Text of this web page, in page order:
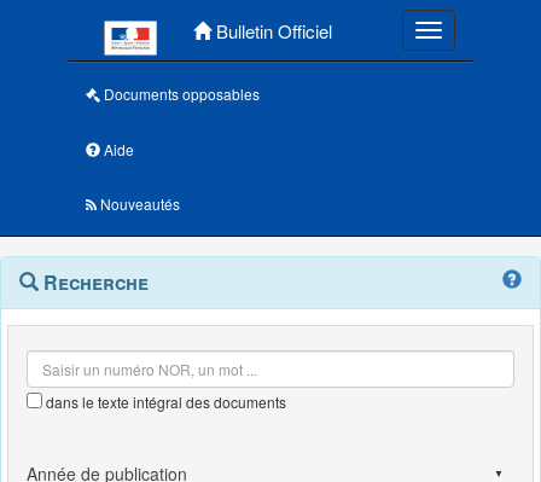
Bulletin Officiel Toggle
Documents opposables
Aide
Nouveautés
Navigation
outils
Menu
contextuel
Recherche
dans le texte intégral des documents